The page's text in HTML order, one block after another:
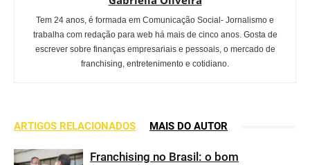
Tem 24 anos, é formada em Comunicação Social- Jornalismo e
trabalha com redação para web há mais de cinco anos. Gosta de
escrever sobre finanças empresariais e pessoais, o mercado de
franchising, entretenimento e cotidiano.
ARTIGOS RELACIONADOS MAIS DO AUTOR
Franchising no Brasil: o bom